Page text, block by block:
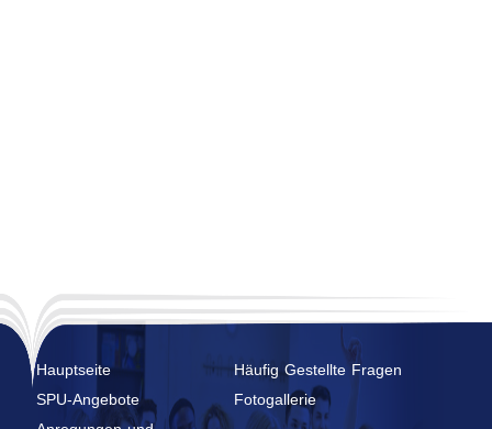
Hauptseite
Häufig Gestellte Fragen
SPU-Angebote
Fotogallerie